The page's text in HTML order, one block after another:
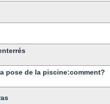
pose de la piscine:comment?